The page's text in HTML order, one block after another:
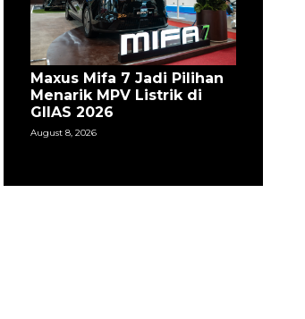
Maxus Mifa 7 Jadi Pilihan
Menarik MPV Listrik di
GIIAS 2026
August 8, 2026